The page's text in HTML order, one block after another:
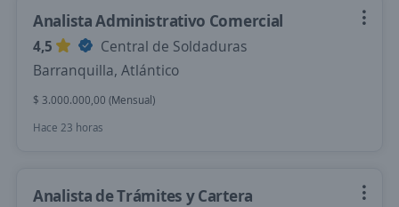
Analista Administrativo Comercial
4,5
Central de Soldaduras
Barranquilla, Atlántico
$ 3.000.000,00 (Mensual)
Hace 23 horas
Analista de Trámites y Cartera